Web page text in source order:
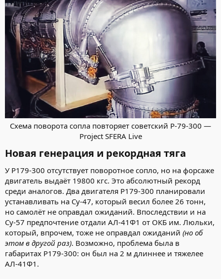
Схема поворота сопла повторяет советский Р-79-300 —
Project SFERA Live​
Новая генерация и рекордная тяга
У Р179-300 отсутствует поворотное сопло, но на форсаже
двигатель выдаёт 19800 кгс. Это абсолютный рекорд
среди аналогов. Два двигателя P179-300 планировали
устанавливать на Су-47, который весил более 26 тонн,
но самолёт не оправдал ожиданий. Впоследствии и на
Су-57 предпочтение отдали АЛ-41Ф1 от ОКБ им. Люльки,
который, впрочем, тоже не оправдал ожиданий (но об
этом в другой раз). Возможно, проблема была в
габаритах P179-300: он был на 2 м длиннее и тяжелее
АЛ-41Ф1.